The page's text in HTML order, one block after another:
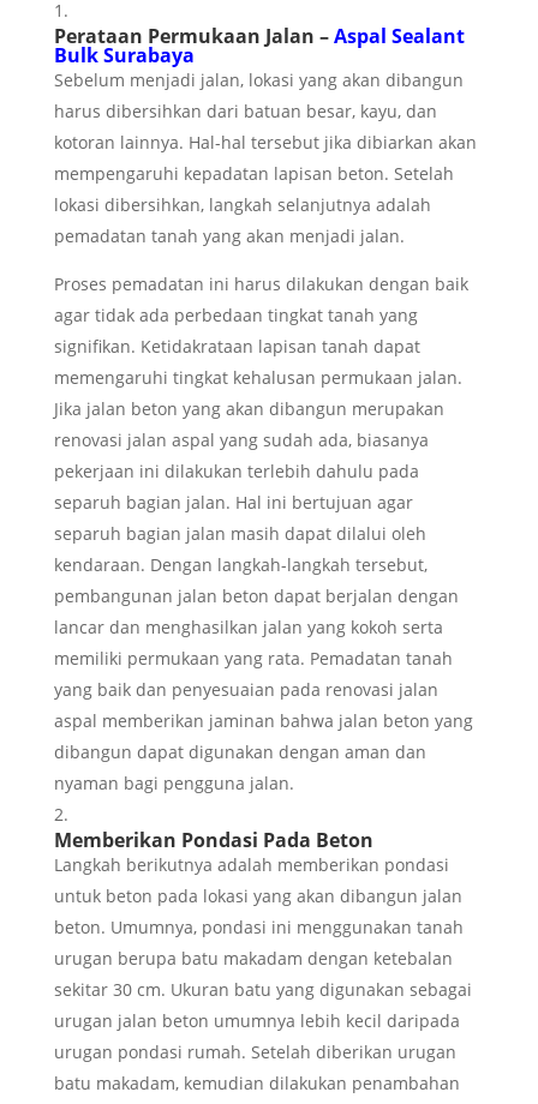
Perataan Permukaan Jalan –Aspal Sealant
Bulk Surabaya
Sebelum menjadi jalan, lokasi yang akan dibangun
harus dibersihkan dari batuan besar, kayu, dan
kotoran lainnya. Hal-hal tersebut jika dibiarkan akan
mempengaruhi kepadatan lapisan beton. Setelah
lokasi dibersihkan, langkah selanjutnya adalah
pemadatan tanah yang akan menjadi jalan.
Proses pemadatan ini harus dilakukan dengan baik
agar tidak ada perbedaan tingkat tanah yang
signifikan. Ketidakrataan lapisan tanah dapat
memengaruhi tingkat kehalusan permukaan jalan.
Jika jalan beton yang akan dibangun merupakan
renovasi jalan aspal yang sudah ada, biasanya
pekerjaan ini dilakukan terlebih dahulu pada
separuh bagian jalan. Hal ini bertujuan agar
separuh bagian jalan masih dapat dilalui oleh
kendaraan. Dengan langkah-langkah tersebut,
pembangunan jalan beton dapat berjalan dengan
lancar dan menghasilkan jalan yang kokoh serta
memiliki permukaan yang rata. Pemadatan tanah
yang baik dan penyesuaian pada renovasi jalan
aspal memberikan jaminan bahwa jalan beton yang
dibangun dapat digunakan dengan aman dan
nyaman bagi pengguna jalan.
Memberikan Pondasi Pada Beton
Langkah berikutnya adalah memberikan pondasi
untuk beton pada lokasi yang akan dibangun jalan
beton. Umumnya, pondasi ini menggunakan tanah
urugan berupa batu makadam dengan ketebalan
sekitar 30 cm. Ukuran batu yang digunakan sebagai
urugan jalan beton umumnya lebih kecil daripada
urugan pondasi rumah. Setelah diberikan urugan
batu makadam, kemudian dilakukan penambahan